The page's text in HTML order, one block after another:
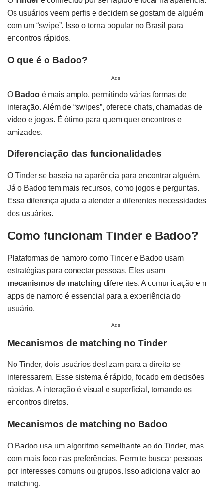
Os usuários veem perfis e decidem se gostam de alguém
com um “swipe”. Isso o torna popular no Brasil para
encontros rápidos.
O que é o Badoo?
Ads
O Badoo é mais amplo, permitindo várias formas de
interação. Além de “swipes”, oferece chats, chamadas de
vídeo e jogos. É ótimo para quem quer encontros e
amizades.
Diferenciação das funcionalidades
O Tinder se baseia na aparência para encontrar alguém.
Já o Badoo tem mais recursos, como jogos e perguntas.
Essa diferença ajuda a atender a diferentes necessidades
dos usuários.
Como funcionam Tinder e Badoo?
Plataformas de namoro como Tinder e Badoo usam
estratégias para conectar pessoas. Eles usam
mecanismos de matching diferentes. A comunicação em
apps de namoro é essencial para a experiência do
usuário.
Ads
Mecanismos de matching no Tinder
No Tinder, dois usuários deslizam para a direita se
interessarem. Esse sistema é rápido, focado em decisões
rápidas. A interação é visual e superficial, tornando os
encontros diretos.
Mecanismos de matching no Badoo
O Badoo usa um algoritmo semelhante ao do Tinder, mas
com mais foco nas preferências. Permite buscar pessoas
por interesses comuns ou grupos. Isso adiciona valor ao
matching.